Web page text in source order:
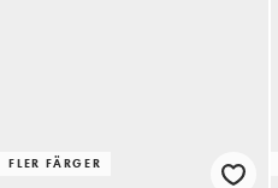
FLER FÄRGER